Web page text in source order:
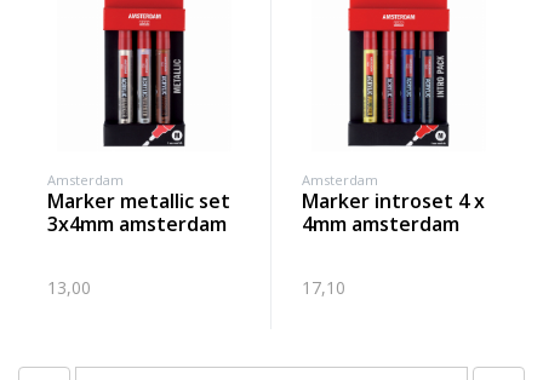
Amsterdam
marker metallic set
3x4mm amsterdam
13,00
Amsterdam
marker introset 4 x
4mm amsterdam
17,10